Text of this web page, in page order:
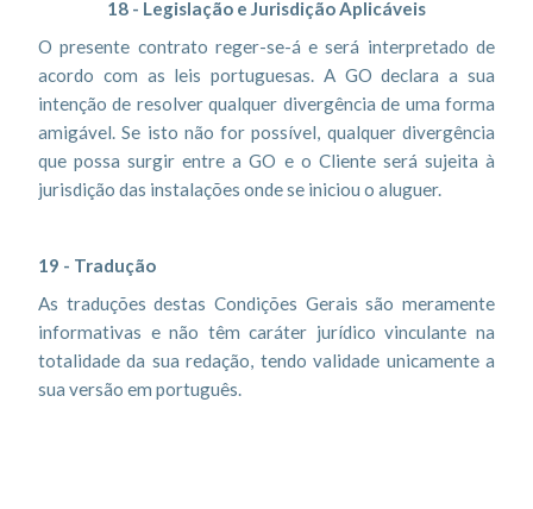
18 - Legislação e Jurisdição Aplicáveis
O presente contrato reger-se-á e será interpretado de
acordo com as leis portuguesas. A GO declara a sua
intenção de resolver qualquer divergência de uma forma
amigável. Se isto não for possível, qualquer divergência
que possa surgir entre a GO e o Cliente será sujeita à
jurisdição das instalações onde se iniciou o aluguer.
19 - Tradução
As traduções destas Condições Gerais são meramente
informativas e não têm caráter jurídico vinculante na
totalidade da sua redação, tendo validade unicamente a
sua versão em português.